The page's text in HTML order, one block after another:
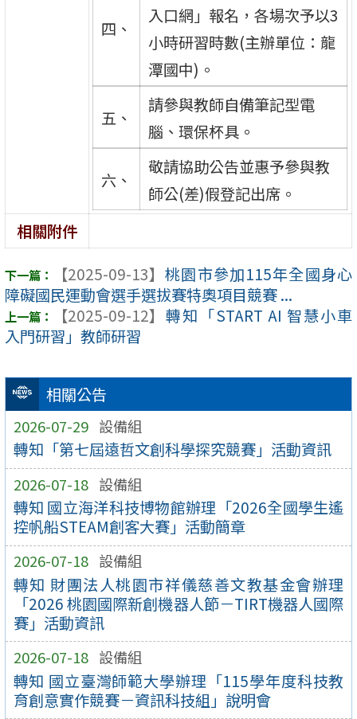
相關公告
2026-07-29 設備組
轉知「第七屆遠哲文創科學探究競賽」活動資訊
2026-07-18 設備組
轉知 國立海洋科技博物館辦理「2026全國學生遙
控帆船STEAM創客大賽」活動簡章
2026-07-18 設備組
轉知 財團法人桃園市祥儀慈善文教基金會辦理
「2026 桃園國際新創機器人節－TIRT機器人國際
賽」活動資訊
2026-07-18 設備組
轉知 國立臺灣師範大學辦理「115學年度科技教
育創意實作競賽－資訊科技組」說明會
四、
入口網」報名，各場次予以3
小時研習時數(主辦單位：龍
潭國中)。
五、
請參與教師自備筆記型電
腦、環保杯具。
六、
敬請協助公告並惠予參與教
師公(差)假登記出席。
相關附件
【2025-09-13】 桃園市參加115年全國身心
障礙國民運動會選手選拔賽特奧項目競賽 ...
【2025-09-12】 轉知「START AI 智慧小車
入門研習」教師研習